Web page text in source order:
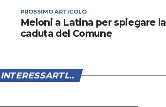
PROSSIMO ARTICOLO
Meloni a Latina per spiegare la
caduta del Comune